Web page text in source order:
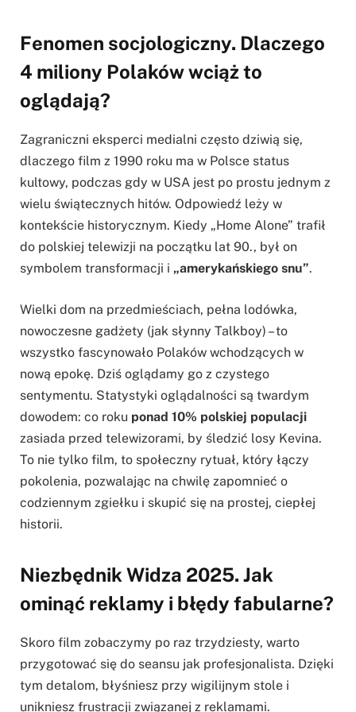
Fenomen socjologiczny. Dlaczego
4 miliony Polaków wciąż to
oglądają?
Zagraniczni eksperci medialni często dziwią się,
dlaczego film z 1990 roku ma w Polsce status
kultowy, podczas gdy w USA jest po prostu jednym z
wielu świątecznych hitów. Odpowiedź leży w
kontekście historycznym. Kiedy „Home Alone” trafił
do polskiej telewizji na początku lat 90., był on
symbolem transformacji i „amerykańskiego snu”.
Wielki dom na przedmieściach, pełna lodówka,
nowoczesne gadżety (jak słynny Talkboy) – to
wszystko fascynowało Polaków wchodzących w
nową epokę. Dziś oglądamy go z czystego
sentymentu. Statystyki oglądalności są twardym
dowodem: co roku ponad 10% polskiej populacji
zasiada przed telewizorami, by śledzić losy Kevina.
To nie tylko film, to społeczny rytuał, który łączy
pokolenia, pozwalając na chwilę zapomnieć o
codziennym zgiełku i skupić się na prostej, ciepłej
historii.
Niezbędnik Widza 2025. Jak
ominąć reklamy i błędy fabularne?
Skoro film zobaczymy po raz trzydziesty, warto
przygotować się do seansu jak profesjonalista. Dzięki
tym detalom, błyśniesz przy wigilijnym stole i
unikniesz frustracji związanej z reklamami.